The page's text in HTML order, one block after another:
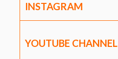
INSTAGRAM
YOUTUBE CHANNEL